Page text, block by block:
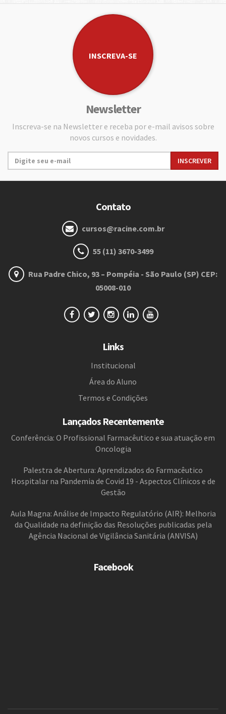
INSCREVA-SE
Newsletter
Inscreva-se na Newsletter e receba por e-mail avisos sobre
novos cursos e novidades.
Contato
cursos@racine.com.br
55 (11) 3670-3499
Rua Padre Chico, 93 – Pompéia - São Paulo (SP) CEP:
05008-010
Links
Institucional
Área do Aluno
Termos e Condições
Lançados Recentemente
Conferência: O Profissional Farmacêutico e sua atuação em
Oncologia
Palestra de Abertura: Aprendizados do Farmacêutico
Hospitalar na Pandemia de Covid 19 - Aspectos Clínicos e de
Gestão
Aula Magna: Análise de Impacto Regulatório (AIR): Melhoria
da Qualidade na definição das Resoluções publicadas pela
Agência Nacional de Vigilância Sanitária (ANVISA)
Facebook